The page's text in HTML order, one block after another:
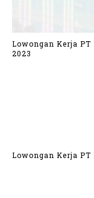
Lowongan Kerja PT
2023
Lowongan Kerja PT